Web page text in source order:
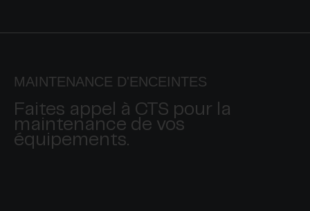
MAINTENANCE D'ENCEINTES
Faites appel à CTS pour la
maintenance de vos
équipements.